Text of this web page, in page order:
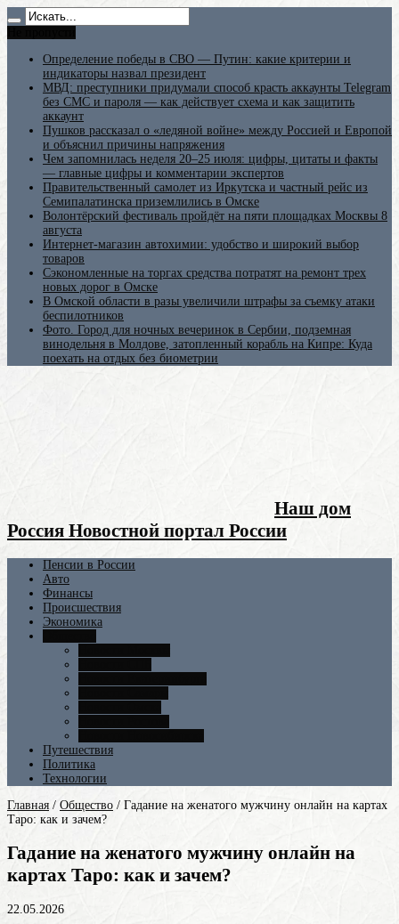
Определение победы в СВО — Путин: какие критерии и
индикаторы назвал президент
МВД: преступники придумали способ красть аккаунты Telegram
без СМС и пароля — как действует схема и как защитить
аккаунт
Пушков рассказал о «ледяной войне» между Россией и Европой
и объяснил причины напряжения
Чем запомнилась неделя 20–25 июля: цифры, цитаты и факты
— главные цифры и комментарии экспертов
Правительственный самолет из Иркутска и частный рейс из
Семипалатинска приземлились в Омске
Волонтёрский фестиваль пройдёт на пяти площадках Москвы 8
августа
Интернет-магазин автохимии: удобство и широкий выбор
товаров
Сэкономленные на торгах средства потратят на ремонт трех
новых дорог в Омске
В Омской области в разы увеличили штрафы за съемку атаки
беспилотников
Фото. Город для ночных вечеринок в Сербии, подземная
винодельня в Молдове, затопленный корабль на Кипре: Куда
поехать на отдых без биометрии
Наш дом
Россия Новостной портал России
Пенсии в России
Авто
Финансы
Происшествия
Экономика
Путешествия
Политика
Технологии
Главная / Общество / Гадание на женатого мужчину онлайн на картах
Таро: как и зачем?
Гадание на женатого мужчину онлайн на
картах Таро: как и зачем?
22.05.2026